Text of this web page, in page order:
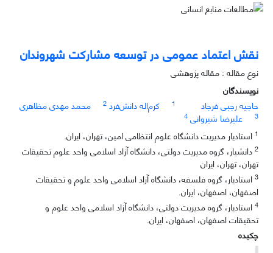
نقش اعتماد عمومی در توسعه مشارکت شهروندان
نوع مقاله : مقاله پژوهشی
نویسندگان
حاجیه رجبی فرجاد
1 کرم‌اله دانش‌فرد 2 محمد مهدی مظاهری
3 علیرضا شیروانی 4
1 استادیار مدیریت دانشگاه علوم انتظامی امین، تهران، ایران.
2 دانشیار، گروه مدیریت دولتی، دانشگاه آزاد اسلامی واحد علوم تحقیقات
تهران، تهران، ایران
3 استادیار، گروه فلسفه، دانشگاه آزاد اسلامی واحد علوم و تحقیقات
اصفهان، اصفهان، ایران.
4 استادیار، گروه مدیریت دولتی، دانشگاه آزاد اسلامی واحد علوم و
تحقیقات اصفهان، اصفهان، ایران.
چکیده